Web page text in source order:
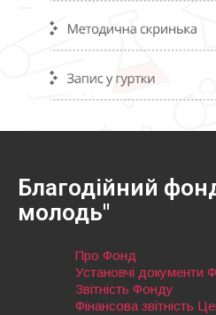
Благодійний
молодь"
Про Фонд
Установчі документи
Звітність Фонду
Фінансова звітність